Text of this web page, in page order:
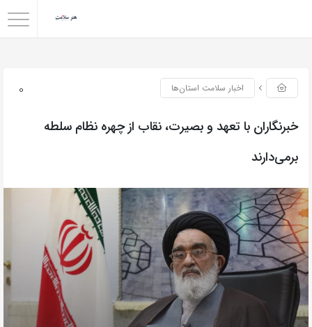
0 اخبار سلامت استان‌ها
خبرنگاران با تعهد و بصیرت، نقاب از چهره نظام سلطه
برمی‌دارند